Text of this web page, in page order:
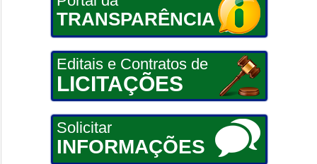
TRANSPARÊNCIA
Editais e Contratos de
LICITAÇÕES
Solicitar
INFORMAÇÕES